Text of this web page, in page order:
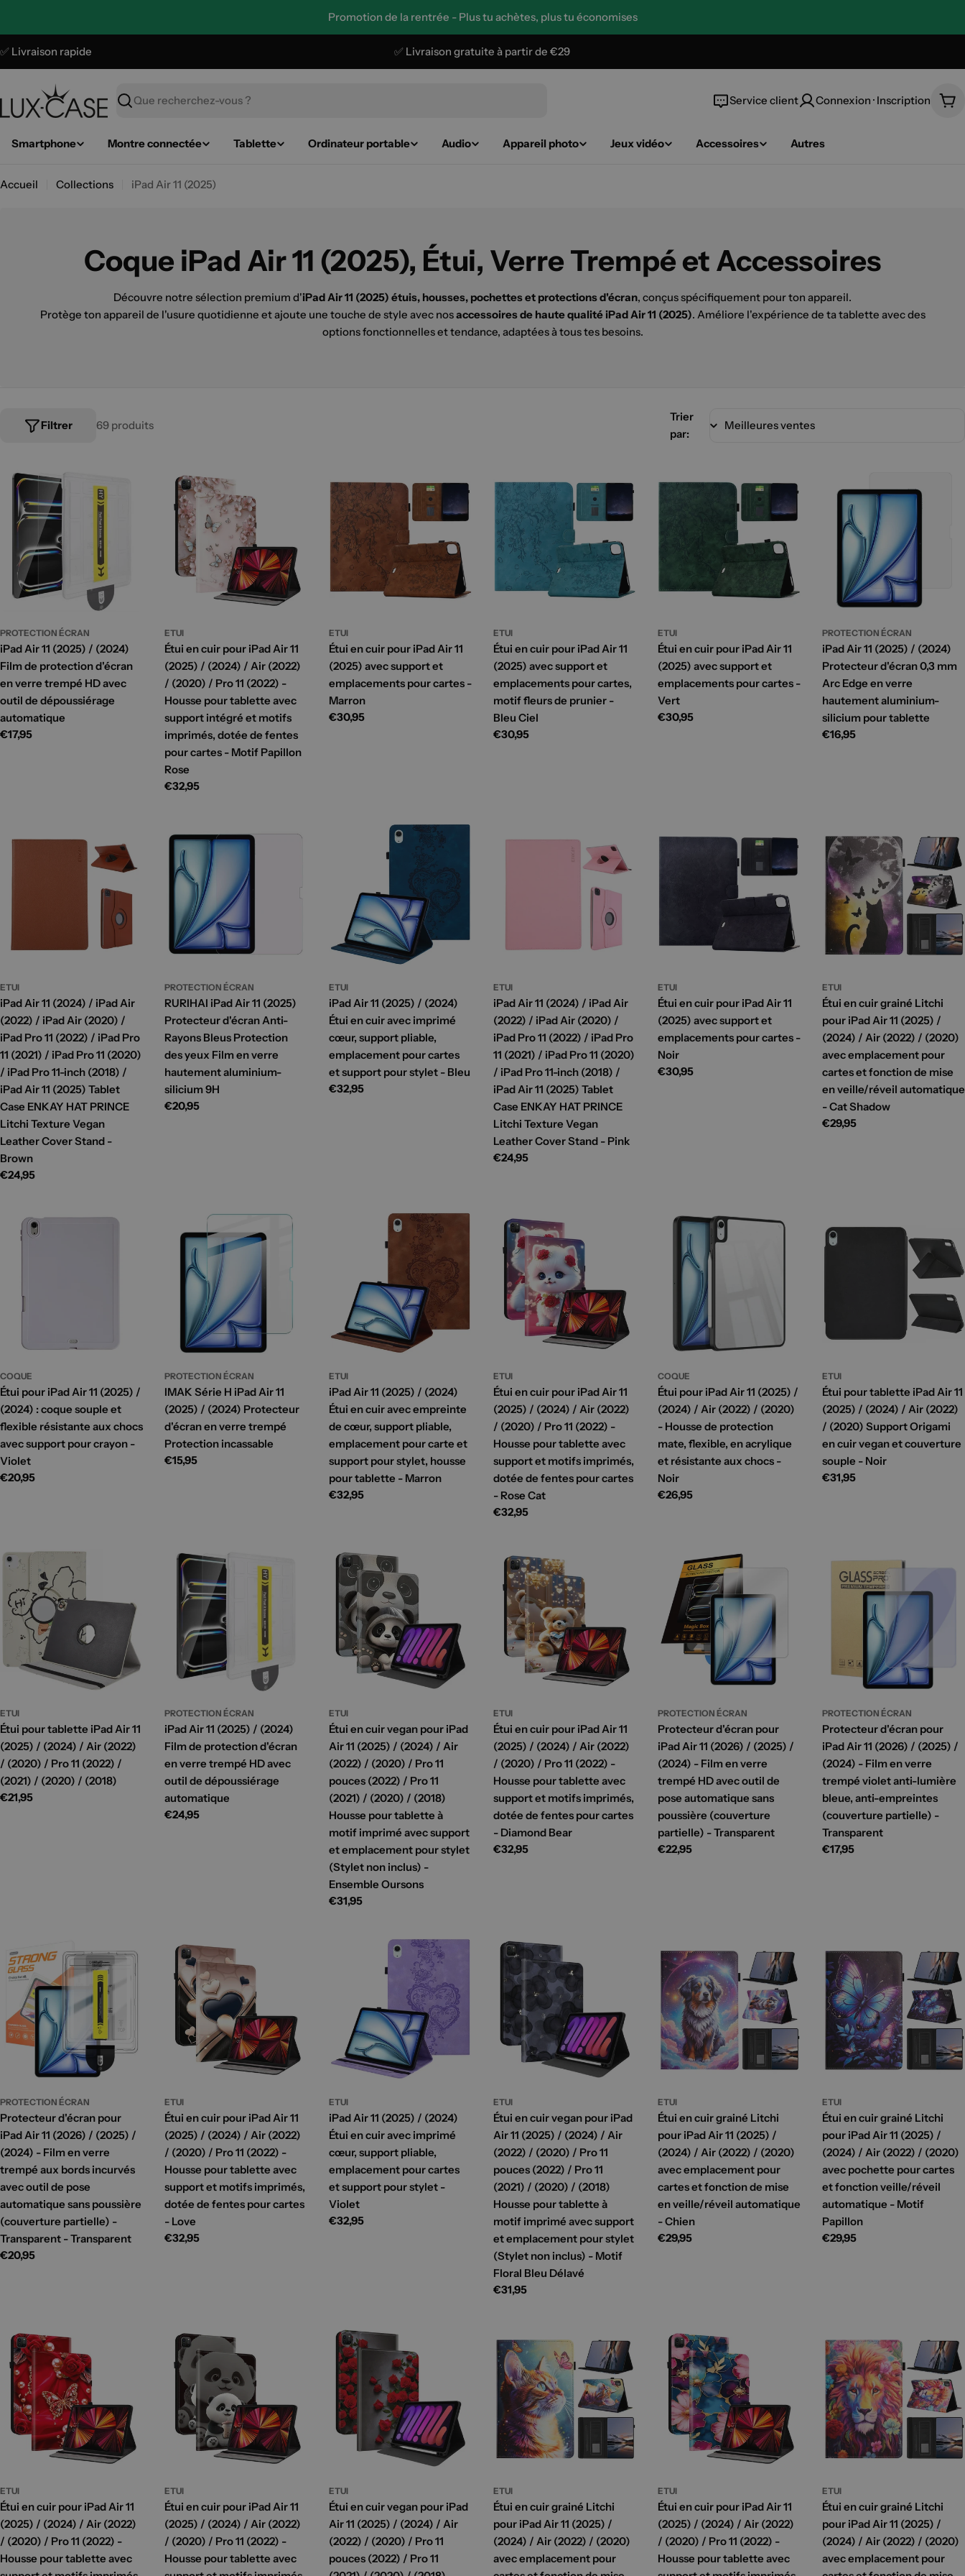
Promotion de la rentrée - Plus tu achètes, plus tu économises
✅ Livraison rapide ✅ Livraison gratuite à partir de €29
Recherche
Service client Connexion · Inscription
Smartphone Montre connectée Tablette Ordinateur portable Audio Appareil photo Jeux vidéo Accessoires Autres
Accueil Collections iPad Air 11 (2025)
Coque iPad Air 11 (2025), Étui, Verre Trempé et Accessoires
Découvre notre sélection premium d'iPad Air 11 (2025) étuis, housses, pochettes et protections d'écran, conçus spécifiquement pour ton appareil.
Protège ton appareil de l'usure quotidienne et ajoute une touche de style avec nosaccessoires de haute qualité iPad Air 11 (2025). Améliore l'expérience de ta tablette avec des
options fonctionnelles et tendance, adaptées à tous tes besoins.
69 produits
Filtrer
Trier
par:
PROTECTION ÉCRAN
iPad Air 11 (2025) / (2024)
Film de protection d'écran
en verre trempé HD avec
outil de dépoussiérage
automatique
Prix
€17,95
ETUI
Étui en cuir pour iPad Air 11
(2025) / (2024) / Air (2022)
/ (2020) / Pro 11 (2022) -
Housse pour tablette avec
support intégré et motifs
imprimés, dotée de fentes
pour cartes - Motif Papillon
Rose
Prix
€32,95
ETUI
Étui en cuir pour iPad Air 11
(2025) avec support et
emplacements pour cartes -
Marron
Prix
€30,95
ETUI
Étui en cuir pour iPad Air 11
(2025) avec support et
emplacements pour cartes,
motif fleurs de prunier -
Bleu Ciel
Prix
€30,95
ETUI
Étui en cuir pour iPad Air 11
(2025) avec support et
emplacements pour cartes -
Vert
Prix
€30,95
PROTECTION ÉCRAN
iPad Air 11 (2025) / (2024)
Protecteur d'écran 0,3 mm
Arc Edge en verre
hautement aluminium-
silicium pour tablette
Prix
€16,95
ETUI
iPad Air 11 (2024) / iPad Air
(2022) / iPad Air (2020) /
iPad Pro 11 (2022) / iPad Pro
11 (2021) / iPad Pro 11 (2020)
/ iPad Pro 11-inch (2018) /
iPad Air 11 (2025) Tablet
Case ENKAY HAT PRINCE
Litchi Texture Vegan
Leather Cover Stand -
Brown
Prix
€24,95
PROTECTION ÉCRAN
RURIHAI iPad Air 11 (2025)
Protecteur d'écran Anti-
Rayons Bleus Protection
des yeux Film en verre
hautement aluminium-
silicium 9H
Prix
€20,95
ETUI
iPad Air 11 (2025) / (2024)
Étui en cuir avec imprimé
cœur, support pliable,
emplacement pour cartes
et support pour stylet - Bleu
Prix
€32,95
ETUI
iPad Air 11 (2024) / iPad Air
(2022) / iPad Air (2020) /
iPad Pro 11 (2022) / iPad Pro
11 (2021) / iPad Pro 11 (2020)
/ iPad Pro 11-inch (2018) /
iPad Air 11 (2025) Tablet
Case ENKAY HAT PRINCE
Litchi Texture Vegan
Leather Cover Stand - Pink
Prix
€24,95
ETUI
Étui en cuir pour iPad Air 11
(2025) avec support et
emplacements pour cartes -
Noir
Prix
€30,95
ETUI
Étui en cuir grainé Litchi
pour iPad Air 11 (2025) /
(2024) / Air (2022) / (2020)
avec emplacement pour
cartes et fonction de mise
en veille/réveil automatique
- Cat Shadow
Prix
€29,95
COQUE
Étui pour iPad Air 11 (2025) /
(2024) : coque souple et
flexible résistante aux chocs
avec support pour crayon -
Violet
Prix
€20,95
PROTECTION ÉCRAN
IMAK Série H iPad Air 11
(2025) / (2024) Protecteur
d'écran en verre trempé
Protection incassable
Prix
€15,95
ETUI
iPad Air 11 (2025) / (2024)
Étui en cuir avec empreinte
de cœur, support pliable,
emplacement pour carte et
support pour stylet, housse
pour tablette - Marron
Prix
€32,95
ETUI
Étui en cuir pour iPad Air 11
(2025) / (2024) / Air (2022)
/ (2020) / Pro 11 (2022) -
Housse pour tablette avec
support et motifs imprimés,
dotée de fentes pour cartes
- Rose Cat
Prix
€32,95
COQUE
Étui pour iPad Air 11 (2025) /
(2024) / Air (2022) / (2020)
- Housse de protection
mate, flexible, en acrylique
et résistante aux chocs -
Noir
Prix
€26,95
ETUI
Étui pour tablette iPad Air 11
(2025) / (2024) / Air (2022)
/ (2020) Support Origami
en cuir vegan et couverture
souple - Noir
Prix
€31,95
ETUI
Étui pour tablette iPad Air 11
(2025) / (2024) / Air (2022)
/ (2020) / Pro 11 (2022) /
(2021) / (2020) / (2018)
Prix
€21,95
PROTECTION ÉCRAN
iPad Air 11 (2025) / (2024)
Film de protection d'écran
en verre trempé HD avec
outil de dépoussiérage
automatique
Prix
€24,95
ETUI
Étui en cuir vegan pour iPad
Air 11 (2025) / (2024) / Air
(2022) / (2020) / Pro 11
pouces (2022) / Pro 11
(2021) / (2020) / (2018)
Housse pour tablette à
motif imprimé avec support
et emplacement pour stylet
(Stylet non inclus) -
Ensemble Oursons
Prix
€31,95
ETUI
Étui en cuir pour iPad Air 11
(2025) / (2024) / Air (2022)
/ (2020) / Pro 11 (2022) -
Housse pour tablette avec
support et motifs imprimés,
dotée de fentes pour cartes
- Diamond Bear
Prix
€32,95
PROTECTION ÉCRAN
Protecteur d'écran pour
iPad Air 11 (2026) / (2025) /
(2024) - Film en verre
trempé HD avec outil de
pose automatique sans
poussière (couverture
partielle) - Transparent
Prix
€22,95
PROTECTION ÉCRAN
Protecteur d'écran pour
iPad Air 11 (2026) / (2025) /
(2024) - Film en verre
trempé violet anti-lumière
bleue, anti-empreintes
(couverture partielle) -
Transparent
Prix
€17,95
PROTECTION ÉCRAN
Protecteur d'écran pour
iPad Air 11 (2026) / (2025) /
(2024) - Film en verre
trempé aux bords incurvés
avec outil de pose
automatique sans poussière
(couverture partielle) -
Transparent - Transparent
Prix
€20,95
ETUI
Étui en cuir pour iPad Air 11
(2025) / (2024) / Air (2022)
/ (2020) / Pro 11 (2022) -
Housse pour tablette avec
support et motifs imprimés,
dotée de fentes pour cartes
- Love
Prix
€32,95
ETUI
iPad Air 11 (2025) / (2024)
Étui en cuir avec imprimé
cœur, support pliable,
emplacement pour cartes
et support pour stylet -
Violet
Prix
€32,95
ETUI
Étui en cuir vegan pour iPad
Air 11 (2025) / (2024) / Air
(2022) / (2020) / Pro 11
pouces (2022) / Pro 11
(2021) / (2020) / (2018)
Housse pour tablette à
motif imprimé avec support
et emplacement pour stylet
(Stylet non inclus) - Motif
Floral Bleu Délavé
Prix
€31,95
ETUI
Étui en cuir grainé Litchi
pour iPad Air 11 (2025) /
(2024) / Air (2022) / (2020)
avec emplacement pour
cartes et fonction de mise
en veille/réveil automatique
- Chien
Prix
€29,95
ETUI
Étui en cuir grainé Litchi
pour iPad Air 11 (2025) /
(2024) / Air (2022) / (2020)
avec pochette pour cartes
et fonction veille/réveil
automatique - Motif
Papillon
Prix
€29,95
ETUI
Étui en cuir pour iPad Air 11
(2025) / (2024) / Air (2022)
/ (2020) / Pro 11 (2022) -
Housse pour tablette avec
ETUI
Étui en cuir pour iPad Air 11
(2025) / (2024) / Air (2022)
/ (2020) / Pro 11 (2022) -
Housse pour tablette avec
ETUI
Étui en cuir vegan pour iPad
Air 11 (2025) / (2024) / Air
(2022) / (2020) / Pro 11
pouces (2022) / Pro 11
ETUI
Étui en cuir grainé Litchi
pour iPad Air 11 (2025) /
(2024) / Air (2022) / (2020)
avec emplacement pour
ETUI
Étui en cuir pour iPad Air 11
(2025) / (2024) / Air (2022)
/ (2020) / Pro 11 (2022) -
Housse pour tablette avec
ETUI
Étui en cuir grainé Litchi
pour iPad Air 11 (2025) /
(2024) / Air (2022) / (2020)
avec emplacement pour